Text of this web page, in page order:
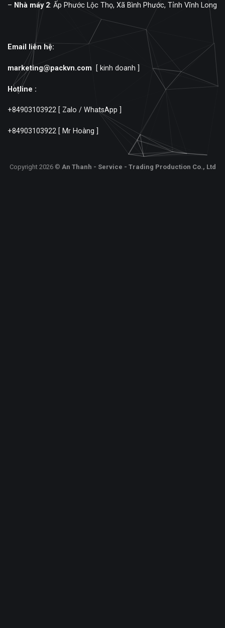
– Nhà máy 2: Ấp Phước Lộc Thọ, Xã Bình Phước, Tỉnh Vĩnh Long
Email liên hệ:
marketing@packvn.com [ kinh doanh ]
Hotline :
+84903103922 [ Zalo / WhatsApp ]
+84903103922 [ Mr Hoàng ]
Copyright 2026 © An Thanh - Service - Trading Production Co., Ltd